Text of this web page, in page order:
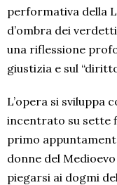
performativa della
d’ombra dei
una riflessione
giustizia e sul
L’opera si sviluppa
incentrato su sette
primo
donne del
piegarsi ai dogmi